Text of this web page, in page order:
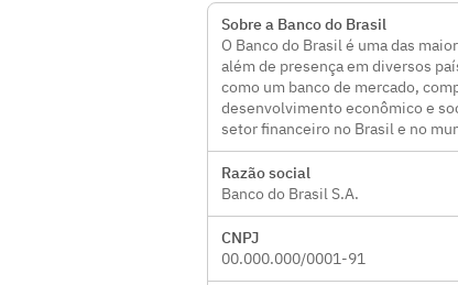
Sobre a Banco do Brasil
O Banco do Brasil é uma das
além de presença em diversos
como um banco de mercado,
desenvolvimento econômico e
setor financeiro no Brasil e no
Razão social
Banco do Brasil S.A.
CNPJ
00.000.000/0001-91